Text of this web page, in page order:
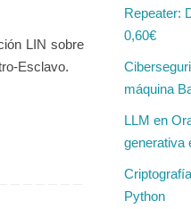
LIN sobre
Esclavo.
Repeater:
0,60€
máquina
LLM en
generativa
Python